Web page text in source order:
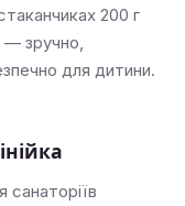
200 г
— зручно,
для дитини.
санаторіїв